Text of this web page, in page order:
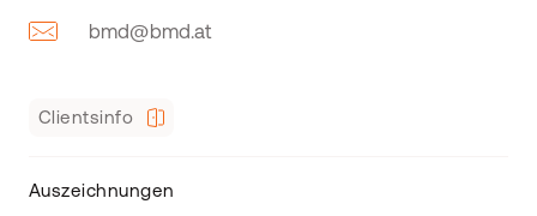
bmd@bmd.at
Clientsinfo
Auszeichnungen